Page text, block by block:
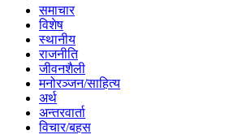
समाचार
विशेष
स्थानीय
राजनीति
जीवनशैली
मनोरञ्जन/साहित्य
अर्थ
अन्तरवार्ता
विचार/बहस